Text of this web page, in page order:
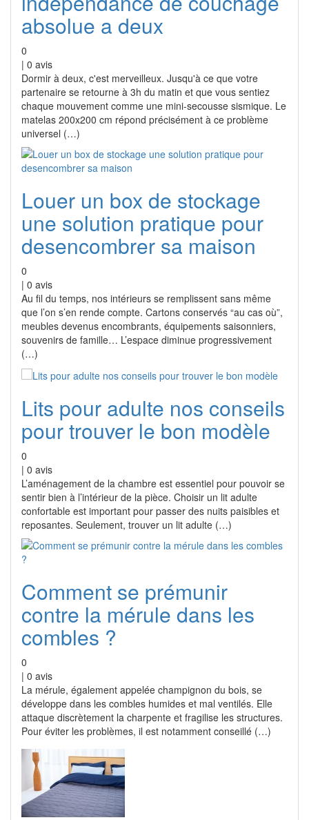
absolue a deux
0
| 0 avis
Dormir à deux, c'est merveilleux. Jusqu'à ce que votre
partenaire se retourne à 3h du matin et que vous sentiez
chaque mouvement comme une mini-secousse sismique. Le
matelas 200x200 cm répond précisément à ce problème
universel (…)
Louer un box de stockage
une solution pratique pour
desencombrer sa maison
0
| 0 avis
Au fil du temps, nos intérieurs se remplissent sans même
que l’on s’en rende compte. Cartons conservés “au cas où”,
meubles devenus encombrants, équipements saisonniers,
souvenirs de famille… L’espace diminue progressivement
(…)
Lits pour adulte nos conseils
pour trouver le bon modèle
0
| 0 avis
L’aménagement de la chambre est essentiel pour pouvoir se
sentir bien à l’intérieur de la pièce. Choisir un lit adulte
confortable est important pour passer des nuits paisibles et
reposantes. Seulement, trouver un lit adulte (…)
Comment se prémunir
contre la mérule dans les
combles ?
0
| 0 avis
La mérule, également appelée champignon du bois, se
développe dans les combles humides et mal ventilés. Elle
attaque discrètement la charpente et fragilise les structures.
Pour éviter les problèmes, il est notamment conseillé (…)